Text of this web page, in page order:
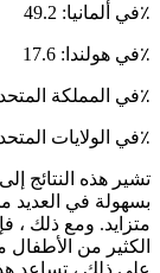
في ألمانيا: 49.2٪
في هولندا: 17.6٪
في المملكة المتحدة: 54.4٪
في الولايات المتحدة: 26.1٪
تشير هذه النتائج
بسهولة في العديد
متزايد. ومع ذلك ،
الكثير من
على ذلك ، تساعد